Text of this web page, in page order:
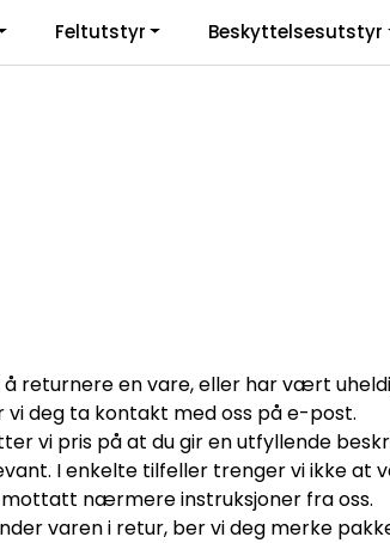
Feltutstyr Beskyttelsesutstyr
å returnere en vare, eller har vært
vi deg ta kontakt med oss på e-post.
vi pris på at du gir en utfyllende
I enkelte tilfeller trenger vi ikke at
nærmere instruksjoner fra oss.
varen i retur, ber vi deg merke